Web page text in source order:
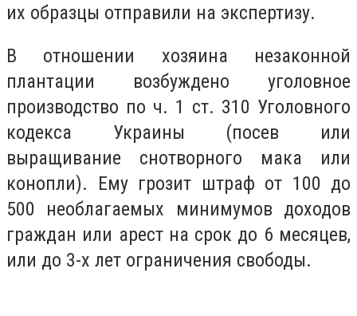
их образцы отправили на экспертизу.
В отношении хозяина незаконной
плантации возбуждено уголовное
производство по ч. 1 ст. 310 Уголовного
кодекса Украины (посев или
выращивание снотворного мака или
конопли). Ему грозит штраф от 100 до
500 необлагаемых минимумов доходов
граждан или арест на срок до 6 месяцев,
или до 3-х лет ограничения свободы.